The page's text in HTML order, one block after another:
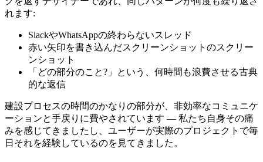
れます:
SlackやWhatsAppの終わらないスレッド
赤い矢印を書き込んだスクリーンショットのスクリー
ンショット
「どの部分のこと?」という、何時間も浪費させる古典
的な返信
建設プロセスの時間のかなりの部分が、非効率なコミュニケ
ーションと手戻りに費やされています ― 私たち自身その痛
みを感じてきましたし、ユーザーが実際のプロジェクトで毎
日それを経験しているのを見てきました。